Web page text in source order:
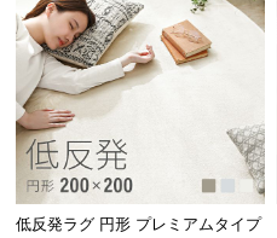
セ
ル
に
つ
い
て
保
低反発ラグ 円形 プレミアムタイプ